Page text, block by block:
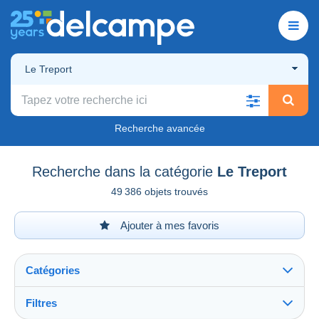
Le Treport
Recherche avancée
Recherche dans la catégorie Le Treport
49 386 objets trouvés
Ajouter à mes favoris
Catégories
Filtres